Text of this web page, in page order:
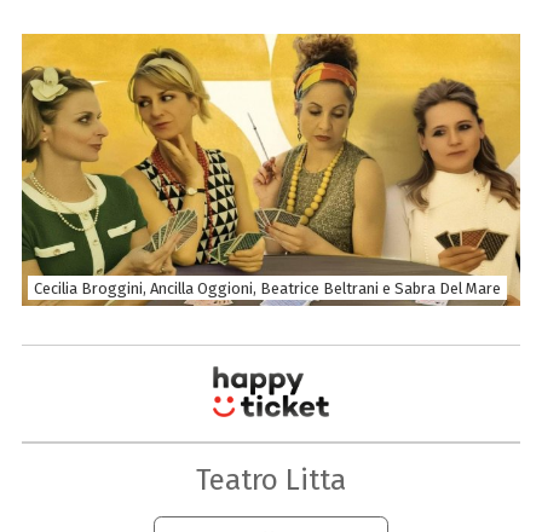
Cecilia Broggini, Ancilla Oggioni, Beatrice Beltrani e Sabra Del Mare
Teatro Litta